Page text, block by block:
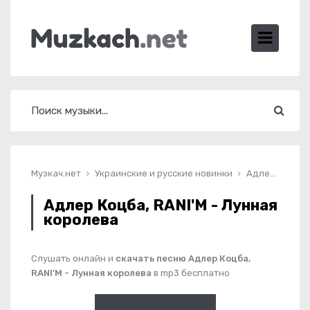
Музкач.нет Украинские и русские новинки Адлер Коцба, RANI'M - Лунная королева
Адлер Коцба, RANI'M - Лунная
королева
Слушать онлайн и скачать песню Адлер Коцба,
RANI'M - Лунная королева в mp3 бесплатно